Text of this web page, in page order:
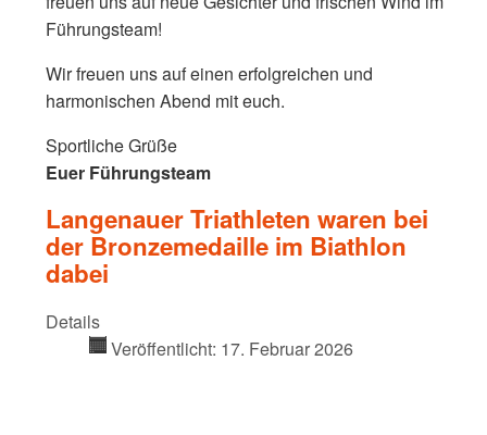
Führungsteam!
Wir freuen uns auf einen erfolgreichen und
harmonischen Abend mit euch.
Sportliche Grüße
Euer Führungsteam
Langenauer Triathleten waren bei
der Bronzemedaille im Biathlon
dabei
Details
Veröffentlicht: 17. Februar 2026